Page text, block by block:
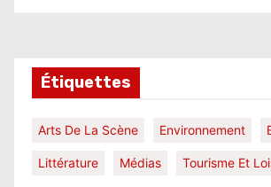
Étiquettes
Arts De La Scène Environnement
Littérature Médias Tourisme Et